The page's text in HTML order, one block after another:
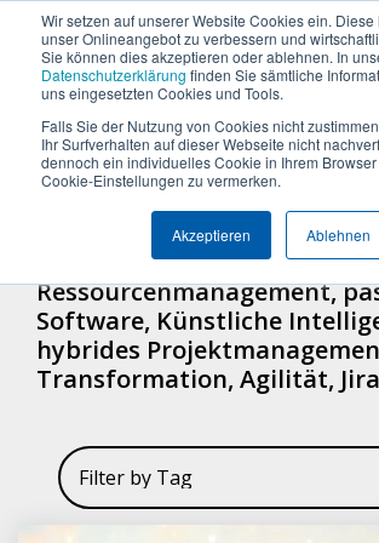
Wir setzen auf unserer Website Cookies ein.
unser Onlineangebot zu verbessern und
Sie können dies akzeptieren oder ablehnen. In
Datenschutzerklärung finden Sie sämtliche
uns eingesetzten Cookies und Tools.
Falls Sie der Nutzung von Cookies nicht
Ihr Surfverhalten auf dieser Webseite nicht
dennoch ein individuelles Cookie in Ihrem
Cookie-Einstellungen zu vermerken.
Akzeptieren Ablehnen
Termin vereinbaren +49
Was
möchten
steuern
oder
optimieren?
Unternehmensgröße
Mittelstand
Produkte
und
Portfolio-
&
Die
Can
Plattform
Plattform Überblick
Integrationen
Reporting & BI
KI-Funktionalität
Sicherheit & Hosting
Sie
den
ersten
zu
mehr
neugierig,
Insights
&
Practices
Blog
Whitepaper & eBooks
Hybride Mastercalss
Webinare & Videos
Wissen-Wiki
Anwender der Can Do Software
FAQs
Sie
den
ersten
zu
mehr
neugierig,
Was
uns
auszeichnet
Über Uns (Geschichte)
Warum Can Do
Partner
Zertifizierungen
Nachhaltigkeit
Karriere
Sie
den
ersten
zu
mehr
neugierig,
CAN DO-
Artikel, Stories & Posts über
Ressourcenmanagement,
Software, Künstliche
hybrides
Transformation, Agilität, Jira